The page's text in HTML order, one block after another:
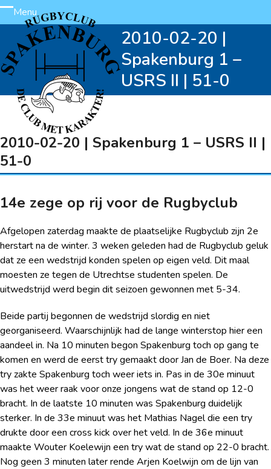
Skip
to
content
Menu
Open
mobile
menu
Close
mobile
menu
2010-02-20 |
Spakenburg 1 –
USRS II | 51-0
2010-02-20 | Spakenburg 1 – USRS II |
51-0
14e zege op rij voor de Rugbyclub
Afgelopen zaterdag maakte de plaatselijke Rugbyclub zijn 2e
herstart na de winter. 3 weken geleden had de Rugbyclub geluk
dat ze een wedstrijd konden spelen op eigen veld. Dit maal
moesten ze tegen de Utrechtse studenten spelen. De
uitwedstrijd werd begin dit seizoen gewonnen met 5-34.
Beide partij begonnen de wedstrijd slordig en niet
georganiseerd. Waarschijnlijk had de lange winterstop hier een
aandeel in. Na 10 minuten begon Spakenburg toch op gang te
komen en werd de eerst try gemaakt door Jan de Boer. Na deze
try zakte Spakenburg toch weer iets in. Pas in de 30e minuut
was het weer raak voor onze jongens wat de stand op 12-0
bracht. In de laatste 10 minuten was Spakenburg duidelijk
sterker. In de 33e minuut was het Mathias Nagel die een try
drukte door een cross kick over het veld. In de 36e minuut
maakte Wouter Koelewijn een try wat de stand op 22-0 bracht.
Nog geen 3 minuten later rende Arjen Koelwijn om de lijn van